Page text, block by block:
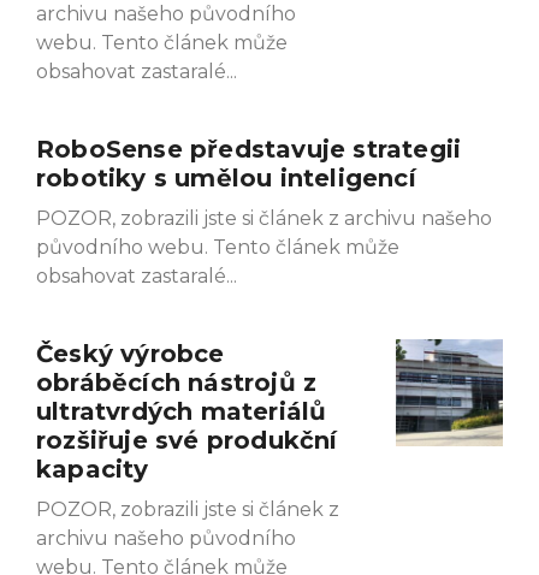
archivu našeho původního
webu. Tento článek může
obsahovat zastaralé
RoboSense představuje strategii
robotiky s umělou inteligencí
POZOR, zobrazili jste si článek z archivu našeho
původního webu. Tento článek může
obsahovat zastaralé
Český výrobce
obráběcích nástrojů z
ultratvrdých materiálů
rozšiřuje své produkční
kapacity
POZOR, zobrazili jste si článek z
archivu našeho původního
webu. Tento článek může